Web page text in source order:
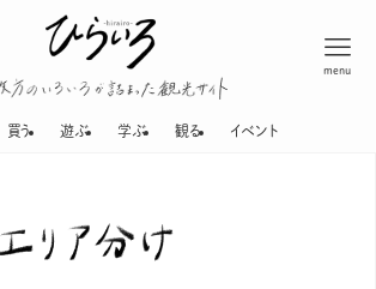
menu
買う 遊ぶ 学ぶ 観る イベント